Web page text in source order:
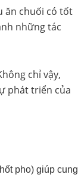
ăn chuối có tốt
những tác
chỉ vậy,
phát triển của
pho) giúp cung